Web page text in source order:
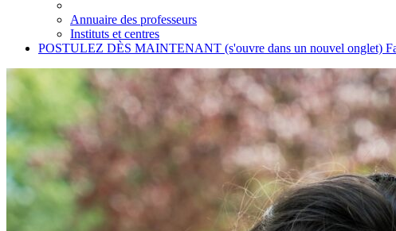
Annuaire des professeurs
Instituts et centres
POSTULEZ DÈS MAINTENANT (s'ouvre dans un nouvel onglet)